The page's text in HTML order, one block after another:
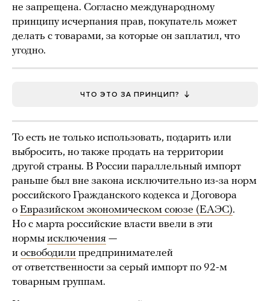
не запрещена. Согласно международному
принципу исчерпания прав, покупатель может
делать с товарами, за которые он заплатил, что
угодно.
ЧТО ЭТО ЗА ПРИНЦИП?
То есть не только использовать, подарить или
выбросить, но также продать на территории
другой страны. В России параллельный импорт
раньше был вне закона исключительно из-за норм
российского Гражданского кодекса и Договора
о Евразийском экономическом союзе (ЕАЭС).
Но с марта российские власти ввели в эти
нормы исключения —
и освободили предпринимателей
от ответственности за серый импорт по 92-м
товарным группам.